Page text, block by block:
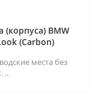
(корпуса) BMW
(Carbon)
места без
..